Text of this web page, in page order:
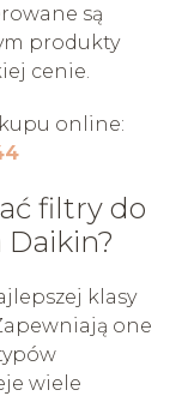
są
produkty
cenie.
online:
filtry do
Daikin?
klasy
one
wiele